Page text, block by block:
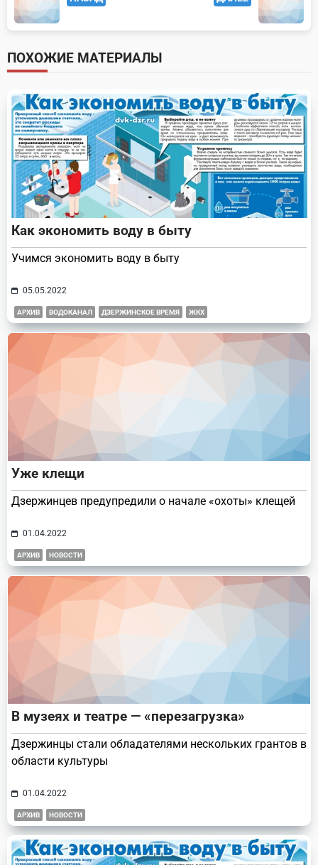
class="nav-
subtitle
screen-
reader-
text">Page</span>
ПОХОЖИЕ МАТЕРИАЛЫ
Как экономить воду в быту
Учимся экономить воду в быту
05.05.2022
АРХИВ ВОДОКАНАЛ ДЗЕРЖИНСКОЕ ВРЕМЯ ЖКХ
Уже клещи
Дзержинцев предупредили о начале «охоты» клещей
01.04.2022
АРХИВ НОВОСТИ
В музеях и театре — «перезагрузка»
Дзержинцы стали обладателями нескольких грантов в
области культуры
01.04.2022
АРХИВ НОВОСТИ